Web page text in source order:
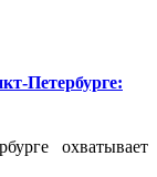
Петербурге:
охватывает